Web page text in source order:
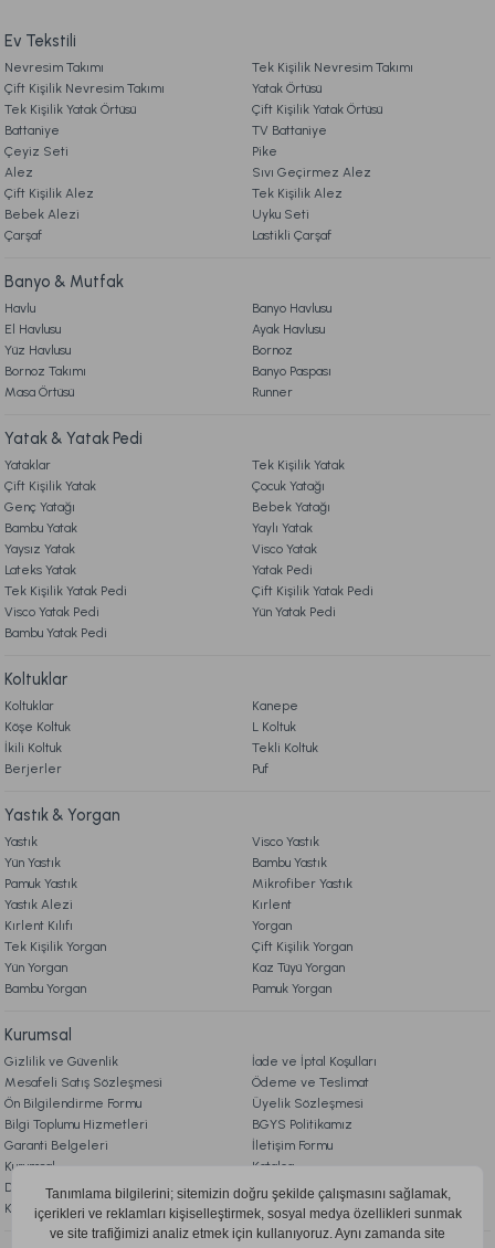
Ev Tekstili
Nevresim Takımı
Tek Kişilik Nevresim Takımı
Çift Kişilik Nevresim Takımı
Yatak Örtüsü
Tek Kişilik Yatak Örtüsü
Çift Kişilik Yatak Örtüsü
Battaniye
TV Battaniye
Çeyiz Seti
Pike
Alez
Sıvı Geçirmez Alez
Çift Kişilik Alez
Tek Kişilik Alez
Bebek Alezi
Uyku Seti
Çarşaf
Lastikli Çarşaf
Banyo & Mutfak
Havlu
Banyo Havlusu
El Havlusu
Ayak Havlusu
Yüz Havlusu
Bornoz
Bornoz Takımı
Banyo Paspası
Masa Örtüsü
Runner
Yatak & Yatak Pedi
Yataklar
Tek Kişilik Yatak
Çift Kişilik Yatak
Çocuk Yatağı
Genç Yatağı
Bebek Yatağı
Bambu Yatak
Yaylı Yatak
Yaysız Yatak
Visco Yatak
Lateks Yatak
Yatak Pedi
Tek Kişilik Yatak Pedi
Çift Kişilik Yatak Pedi
Visco Yatak Pedi
Yün Yatak Pedi
Bambu Yatak Pedi
Koltuklar
Koltuklar
Kanepe
Köşe Koltuk
L Koltuk
İkili Koltuk
Tekli Koltuk
Berjerler
Puf
Yastık & Yorgan
Yastık
Visco Yastık
Yün Yastık
Bambu Yastık
Pamuk Yastık
Mikrofiber Yastık
Yastık Alezi
Kırlent
Kırlent Kılıfı
Yorgan
Tek Kişilik Yorgan
Çift Kişilik Yorgan
Yün Yorgan
Kaz Tüyü Yorgan
Bambu Yorgan
Pamuk Yorgan
Kurumsal
Gizlilik ve Güvenlik
İade ve İptal Koşulları
Mesafeli Satış Sözleşmesi
Ödeme ve Teslimat
Ön Bilgilendirme Formu
Üyelik Sözleşmesi
Bilgi Toplumu Hizmetleri
BGYS Politikamız
Garanti Belgeleri
İletişim Formu
Kurumsal
Katalog
Doqu Blog
Çerez Politikası
KVKK Aydınlatma Metni